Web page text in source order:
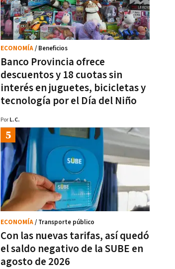
Banco Provincia ofrece
descuentos y 18 cuotas sin
interés en juguetes, bicicletas y
tecnología por el Día del Niño
ECONOMÍA/ Beneficios
Por L.C.
Con las nuevas tarifas, así quedó
el saldo negativo de la SUBE en
agosto de 2026
ECONOMÍA/ Transporte público